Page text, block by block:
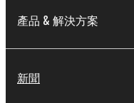
產品 & 解決方案
新聞